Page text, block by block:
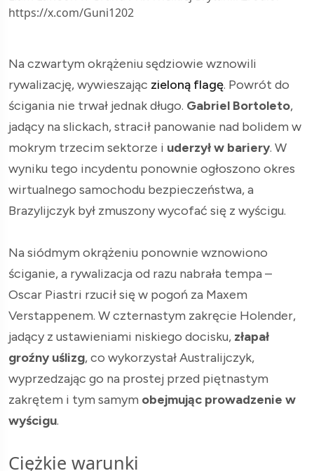
https://x.com/Guni1202
Na czwartym okrążeniu sędziowie wznowili
rywalizację, wywieszając zieloną flagę. Powrót do
ścigania nie trwał jednak długo. Gabriel Bortoleto,
jadący na slickach, stracił panowanie nad bolidem w
mokrym trzecim sektorze i uderzył w bariery. W
wyniku tego incydentu ponownie ogłoszono okres
wirtualnego samochodu bezpieczeństwa, a
Brazylijczyk był zmuszony wycofać się z wyścigu.
Na siódmym okrążeniu ponownie wznowiono
ściganie, a rywalizacja od razu nabrała tempa –
Oscar Piastri rzucił się w pogoń za Maxem
Verstappenem. W czternastym zakręcie Holender,
jadący z ustawieniami niskiego docisku, złapał
groźny uślizg, co wykorzystał Australijczyk,
wyprzedzając go na prostej przed piętnastym
zakrętem i tym samym obejmując prowadzenie w
wyścigu.
Ciężkie warunki